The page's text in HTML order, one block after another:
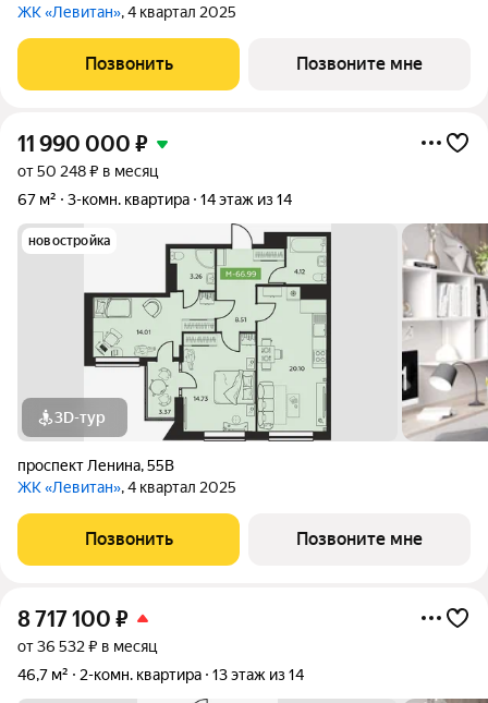
ЖК «Левитан», 4 квартал 2025
Позвонить Позвоните мне
11 990 000 ₽
от 50 248 ₽ в месяц
67 м²
3-комн. квартира 14 этаж из 14
новостройка
3D-тур
проспект Ленина,55В
ЖК «Левитан», 4 квартал 2025
Позвонить Позвоните мне
8 717 100 ₽
от 36 532 ₽ в месяц
46,7 м²
2-комн. квартира 13 этаж из 14